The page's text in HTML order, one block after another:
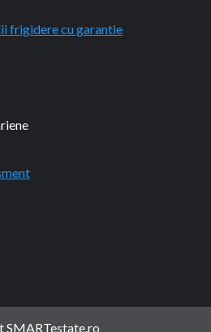
frigidere cu garantie
SMARTestate.ro